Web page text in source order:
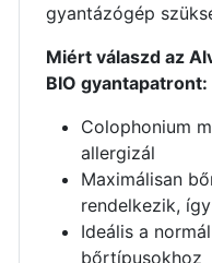
gyantázógép
Miért válaszd az
BIO gyantapatront:
Colophonium
allergizál
Maximálisan
rendelkezik,
Ideális a
bőrtípusokhoz